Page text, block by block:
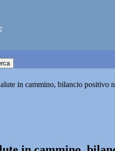
in cammino, bilancio positivo